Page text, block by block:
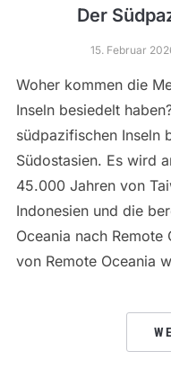
Der
15. Februar
Woher kommen die
Inseln besiedelt
südpazifischen Inseln
Südostasien. Es wird
45.000 Jahren von
Indonesien und die
Oceania nach
von Remote Oceania